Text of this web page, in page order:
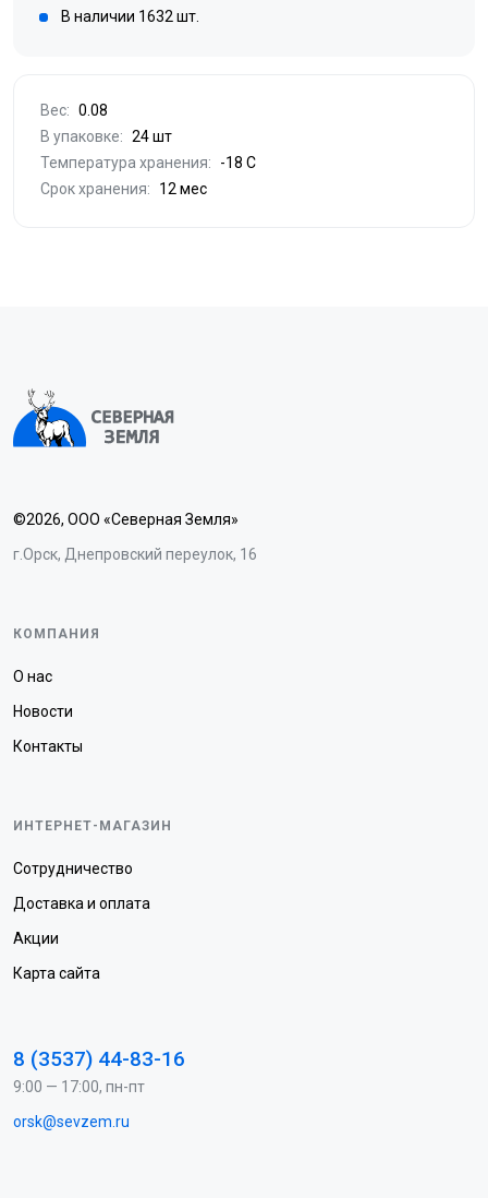
В наличии 1632 шт.
Вес: 0.08
В упаковке: 24 шт
Температура хранения:
-18 С
Срок хранения:
12 мес
©2026, ООО «Северная Земля»
г.Орск, Днепровский переулок, 16
КОМПАНИЯ
О нас
Новости
Контакты
ИНТЕРНЕТ-МАГАЗИН
Сотрудничество
Доставка и оплата
Акции
Карта сайта
8 (3537) 44-83-16
9:00 — 17:00, пн-пт
orsk@sevzem.ru